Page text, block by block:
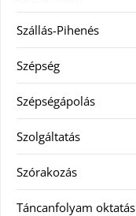
Szállás-Pihenés
Szépség
Szépségápolás
Szolgáltatás
Szórakozás
Táncanfolyam oktatás